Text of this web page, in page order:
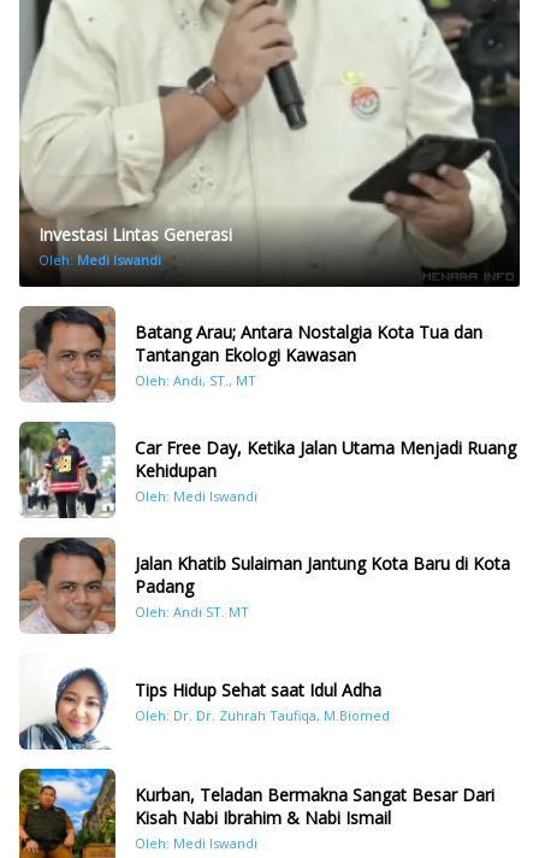
Investasi Lintas Generasi
Oleh: Medi Iswandi
Batang Arau; Antara Nostalgia Kota Tua dan
Tantangan Ekologi Kawasan
Oleh: Andi, ST., MT
Car Free Day, Ketika Jalan Utama Menjadi Ruang
Kehidupan
Oleh: Medi Iswandi
Jalan Khatib Sulaiman Jantung Kota Baru di Kota
Padang
Oleh: Andi ST. MT
Tips Hidup Sehat saat Idul Adha
Oleh: Dr. Dr. Zuhrah Taufiqa, M.Biomed
Kurban, Teladan Bermakna Sangat Besar Dari
Kisah Nabi Ibrahim & Nabi Ismail
Oleh: Medi Iswandi